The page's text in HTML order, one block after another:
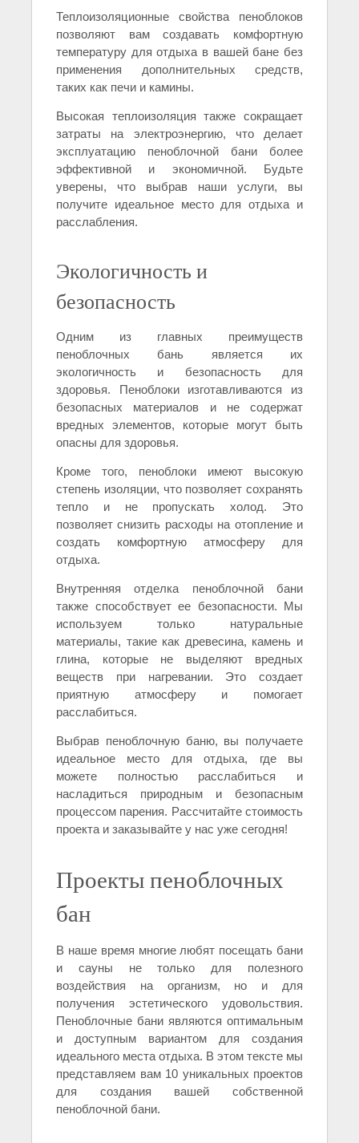
Теплоизоляционные свойства пеноблоков
позволяют вам создавать комфортную
температуру для отдыха в вашей бане без
применения дополнительных средств,
таких как печи и камины.
Высокая теплоизоляция также сокращает
затраты на электроэнергию, что делает
эксплуатацию пеноблочной бани более
эффективной и экономичной. Будьте
уверены, что выбрав наши услуги, вы
получите идеальное место для отдыха и
расслабления.
Экологичность и
безопасность
Одним из главных преимуществ
пеноблочных бань является их
экологичность и безопасность для
здоровья. Пеноблоки изготавливаются из
безопасных материалов и не содержат
вредных элементов, которые могут быть
опасны для здоровья.
Кроме того, пеноблоки имеют высокую
степень изоляции, что позволяет сохранять
тепло и не пропускать холод. Это
позволяет снизить расходы на отопление и
создать комфортную атмосферу для
отдыха.
Внутренняя отделка пеноблочной бани
также способствует ее безопасности. Мы
используем только натуральные
материалы, такие как древесина, камень и
глина, которые не выделяют вредных
веществ при нагревании. Это создает
приятную атмосферу и помогает
расслабиться.
Выбрав пеноблочную баню, вы получаете
идеальное место для отдыха, где вы
можете полностью расслабиться и
насладиться природным и безопасным
процессом парения. Рассчитайте стоимость
проекта и заказывайте у нас уже сегодня!
Проекты пеноблочных
бан
В наше время многие любят посещать бани
и сауны не только для полезного
воздействия на организм, но и для
получения эстетического удовольствия.
Пеноблочные бани являются оптимальным
и доступным вариантом для создания
идеального места отдыха. В этом тексте мы
представляем вам 10 уникальных проектов
для создания вашей собственной
пеноблочной бани.